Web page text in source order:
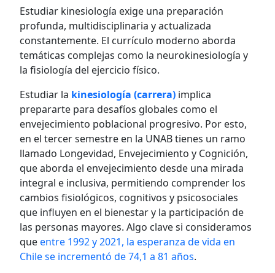
Estudiar kinesiología exige una preparación
profunda, multidisciplinaria y actualizada
constantemente. El currículo moderno aborda
temáticas complejas como la neurokinesiología y
la fisiología del ejercicio físico.
Estudiar la kinesiología (carrera) implica
prepararte para desafíos globales como el
envejecimiento poblacional progresivo. Por esto,
en el tercer semestre en la UNAB tienes un ramo
llamado Longevidad, Envejecimiento y Cognición,
que aborda el envejecimiento desde una mirada
integral e inclusiva, permitiendo comprender los
cambios fisiológicos, cognitivos y psicosociales
que influyen en el bienestar y la participación de
las personas mayores. Algo clave si consideramos
queentre 1992 y 2021, la esperanza de vida en
Chile se incrementó de 74,1 a 81 años.